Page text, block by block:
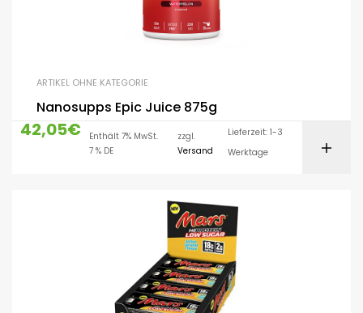
ARTIKEL OHNE KATEGORIE
Nanosupps Epic Juice 875g
42,05€
Enthält 7% MwSt.
7 % DE
zzgl.
Versand
Lieferzeit: 1-3
Werktage